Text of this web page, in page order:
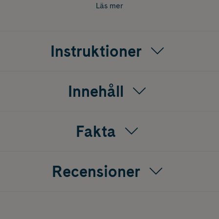
isoflavoner som en del av en balanserad livsstil.
Läs mer
Instruktioner
Innehåll
Fakta
Recensioner